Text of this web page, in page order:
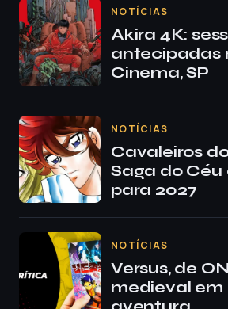
NOTÍCIAS
Akira 4K:
antecipadas
Cinema, SP
NOTÍCIAS
Cavaleiros
Saga do
para 2027
NOTÍCIAS
Versus, de
medieval em